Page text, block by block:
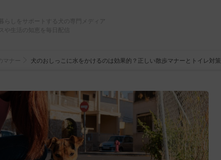
らしをサポートする犬の専門メディア
や生活の知恵を毎日配信
マナー 犬のおしっこに水をかけるのは効果的？正しい散歩マナーとトイレ対策